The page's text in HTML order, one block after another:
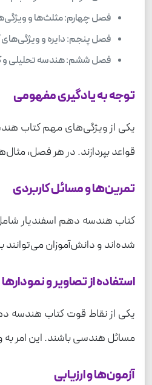
فصل چهارم: مثلث‌ها و
فصل پنجم: دایره و ویژگی‌های
فصل ششم: هندسه تحلیلی و
توجه به یادگیری مفهومی
یکی از ویژگی‌های مهم کتاب
قواعد بپردازند. در هر فصل،
تمرین‌ها و مسائل کاربردی
کتاب هندسه دهم اسفندیار
شده‌اند و دانش‌آموزان
استفاده از تصاویر و نمودارها
یکی از نقاط قوت کتاب هندسه
مسائل هندسی باشند. این امر به
آزمون‌ها و ارزیابی